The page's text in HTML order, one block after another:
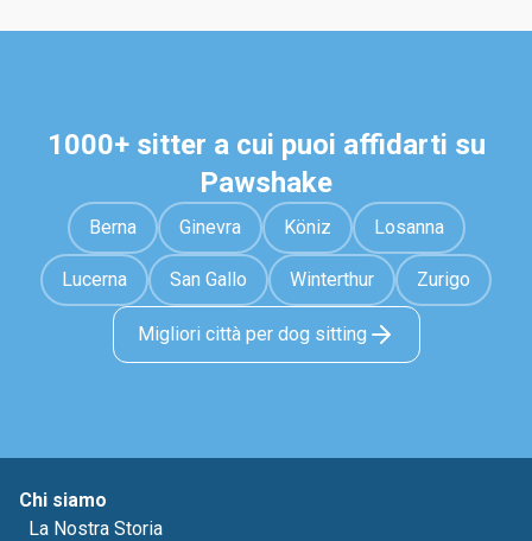
1000+ sitter a cui puoi affidarti su
Pawshake
Berna Ginevra Köniz Losanna
Lucerna San Gallo Winterthur Zurigo
Migliori città per dog sitting
Chi siamo
La Nostra Storia